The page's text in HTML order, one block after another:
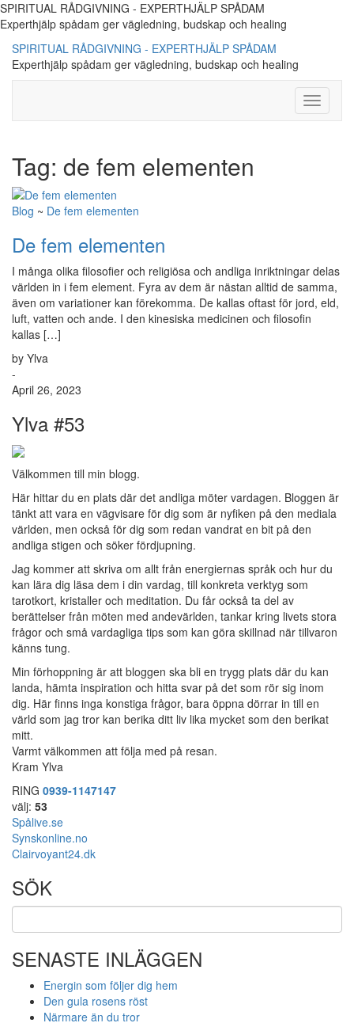
SPIRITUAL RÅDGIVNING - EXPERTHJÄLP SPÅDAM
Experthjälp spådam ger vägledning, budskap och healing
SPIRITUAL RÅDGIVNING - EXPERTHJÄLP SPÅDAM
Experthjälp spådam ger vägledning, budskap och healing
Toggle
Tag: de fem elementen
Blog ~ De fem elementen
De fem elementen
I många olika filosofier och religiösa och andliga inriktningar delas
världen in i fem element. Fyra av dem är nästan alltid de samma,
även om variationer kan förekomma. De kallas oftast för jord, eld,
luft, vatten och ande. I den kinesiska medicinen och filosofin
kallas […]
by Ylva
-
April 26, 2023
Ylva #53
Välkommen till min blogg.
Här hittar du en plats där det andliga möter vardagen. Bloggen är
tänkt att vara en vägvisare för dig som är nyfiken på den mediala
världen, men också för dig som redan vandrat en bit på den
andliga stigen och söker fördjupning.
Jag kommer att skriva om allt från energiernas språk och hur du
kan lära dig läsa dem i din vardag, till konkreta verktyg som
tarotkort, kristaller och meditation. Du får också ta del av
berättelser från möten med andevärlden, tankar kring livets stora
frågor och små vardagliga tips som kan göra skillnad när tillvaron
känns tung.
Min förhoppning är att bloggen ska bli en trygg plats där du kan
landa, hämta inspiration och hitta svar på det som rör sig inom
dig. Här finns inga konstiga frågor, bara öppna dörrar in till en
värld som jag tror kan berika ditt liv lika mycket som den berikat
mitt.
Varmt välkommen att följa med på resan.
Kram Ylva
RING 0939-1147147
välj: 53
Spålive.se
Synskonline.no
Clairvoyant24.dk
SÖK
SENASTE INLÄGGEN
Energin som följer dig hem
Den gula rosens röst
Närmare än du tror